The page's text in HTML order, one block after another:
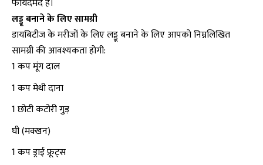
फायदेमंद हैं।
लड्डू बनाने के लिए सामग्री
डायबिटीज के मरीजों के लिए लड्डू बनाने के लिए आपको निम्नलिखित
सामग्री की आवश्यकता होगी:
1 कप मूंग दाल
1 कप मेथी दाना
1 छोटी कटोरी गुड़
घी (मक्खन)
1 कप ड्राई फ्रूट्स